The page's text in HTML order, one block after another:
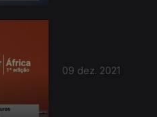
09 dez. 2021